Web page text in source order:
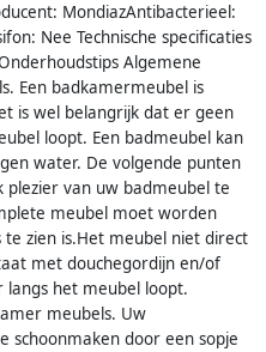
MondiazAntibacterieel:
Nee Technische specificaties
Algemene
Een badkamermeubel is
is wel belangrijk dat er geen
loopt. Een badmeubel kan
water. De volgende punten
plezier van uw badmeubel te
meubel moet worden
zien is.Het meubel niet direct
met douchegordijn en/of
langs het meubel loopt.
meubels. Uw
schoonmaken door een sopje